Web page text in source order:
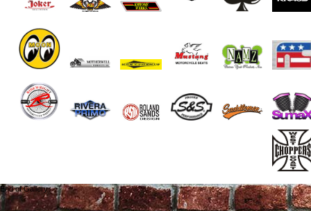
End of Gallery